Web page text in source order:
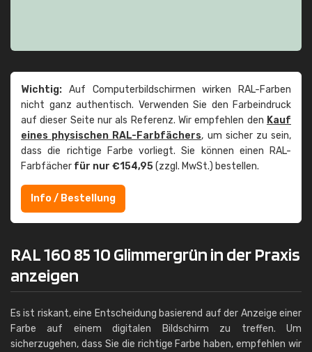
Wichtig: Auf Computerbildschirmen wirken RAL-Farben
nicht ganz authentisch. Verwenden Sie den Farbeindruck
auf dieser Seite nur als Referenz. Wir empfehlen den Kauf
eines physischen RAL-Farbfächers, um sicher zu sein,
dass die richtige Farbe vorliegt. Sie können einen RAL-
Farbfächer für nur €154,95(zzgl. MwSt.) bestellen.
Info / Bestellung
RAL 160 85 10 Glimmergrün in der Praxis
anzeigen
Es ist riskant, eine Entscheidung basierend auf der Anzeige einer
Farbe auf einem digitalen Bildschirm zu treffen. Um
sicherzugehen, dass Sie die richtige Farbe haben, empfehlen wir